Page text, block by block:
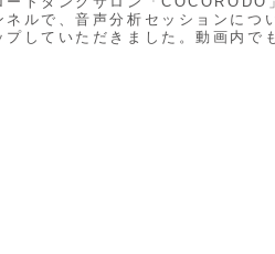
ネルで、音声分析セッションにつ
プしていただきました。動画内で